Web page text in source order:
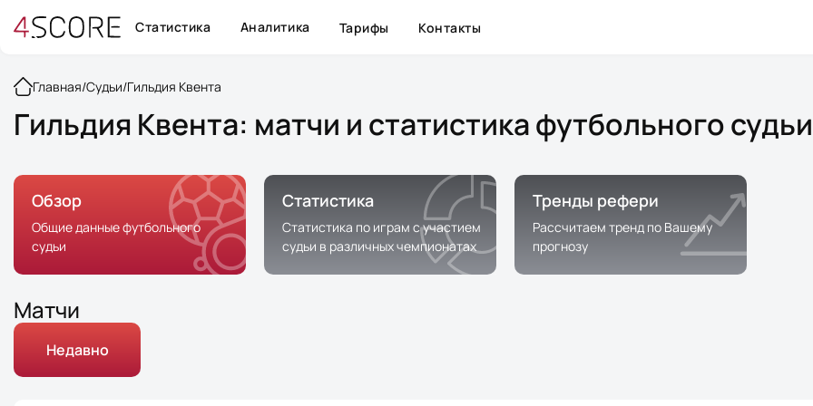
Статистика Аналитика Тарифы Контакты
Главная/Судьи/Гильдия Квента
Гильдия Квента: матчи и статистика футбольного судьи
Обзор
Общие данные футбольного
судьи
Статистика
Статистика по играм с участием
судьи в различных чемпионатах
Тренды рефери
Рассчитаем тренд по Вашему
прогнозу
Матчи
Недавно